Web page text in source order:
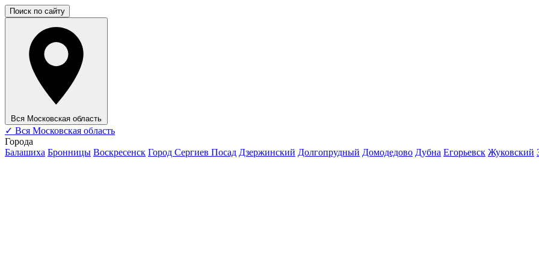
Поиск по сайту
Вся Московская область
✓ Вся Московская область
Города
Балашиха Бронницы Воскресенск Город Сергиев Посад Дзержинский Долгопрудный Домодедово Дубна Егорьевск Жуковский